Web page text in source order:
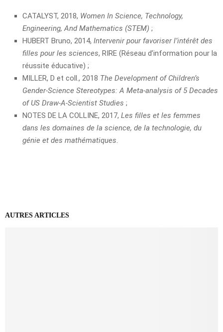
CATALYST, 2018, Women In Science, Technology,
Engineering, And Mathematics (STEM) ;
HUBERT Bruno, 2014, Intervenir pour favoriser l’intérêt des
filles pour les sciences, RIRE (Réseau d’information pour la
réussite éducative) ;
MILLER, D et coll., 2018 The Development of Children’s
Gender‐Science Stereotypes: A Meta‐analysis of 5 Decades
of US Draw‐A‐Scientist Studies ;
NOTES DE LA COLLINE, 2017, Les filles et les femmes
dans les domaines de la science, de la technologie, du
génie et des mathématiques
AUTRES ARTICLES